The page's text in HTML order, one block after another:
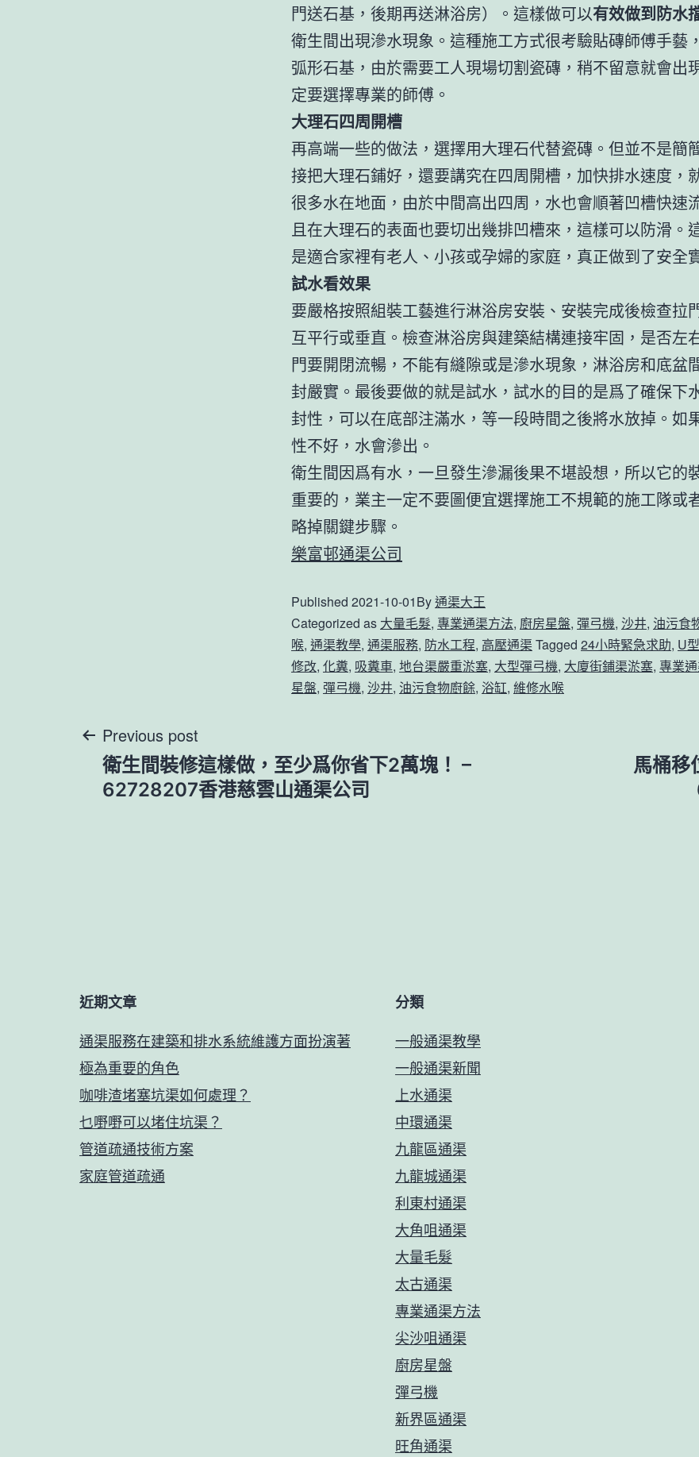
門送石基，後期再送淋浴房）。這樣做可以有效做到防水
衛生間出現滲水現象。這種施工方式很考驗貼磚師傅手藝
弧形石基，由於需要工人現場切割瓷磚，稍不留意就會出
定要選擇專業的師傅。
大理石四周開槽
再高端一些的做法，選擇用大理石代替瓷磚。但並不是簡
接把大理石鋪好，還要講究在四周開槽，加快排水速度，
很多水在地面，由於中間高出四周，水也會順著凹槽快速
且在大理石的表面也要切出幾排凹槽來，這樣可以防滑。
是適合家裡有老人、小孩或孕婦的家庭，真正做到了安全
試水看效果
要嚴格按照組裝工藝進行淋浴房安裝、安裝完成後檢查拉
互平行或垂直。檢查淋浴房與建築結構連接牢固，是否左
門要開閉流暢，不能有縫隙或是滲水現象，淋浴房和底盆
封嚴實。最後要做的就是試水，試水的目的是爲了確保下
封性，可以在底部注滿水，等一段時間之後將水放掉。如
性不好，水會滲出。
衛生間因爲有水，一旦發生滲漏後果不堪設想，所以它的
重要的，業主一定不要圖便宜選擇施工不規範的施工隊或
略掉關鍵步驟。
樂富邨通渠公司
Published 2021-10-01By通渠大王
Categorized as 大量毛髮, 專業通渠方法, 廚房星盤, 彈弓機, 沙井, 油污食
喉, 通渠教學, 通渠服務, 防水工程, 高壓通渠 Tagged 24小時緊急求助, U
修改, 化糞, 吸糞車, 地台渠嚴重淤塞, 大型彈弓機, 大廈街鋪渠淤塞, 專業
星盤, 彈弓機, 沙井, 油污食物廚餘, 浴缸, 維修水喉
文
章
Previous post
衛生間裝修這樣做，至少爲你省下2萬塊！ –
62728207香港慈雲山通渠公司
馬桶移
近期文章
通渠服務在建築和排水系統維護方面扮演著
極為重要的角色
咖啡渣堵塞坑渠如何處理？
乜嘢嘢可以堵住坑渠？
管道疏通技術方案
家庭管道疏通
分類
一般通渠教學
一般通渠新聞
上水通渠
中環通渠
九龍區通渠
九龍城通渠
利東村通渠
大角咀通渠
大量毛髮
太古通渠
專業通渠方法
尖沙咀通渠
廚房星盤
彈弓機
新界區通渠
旺角通渠